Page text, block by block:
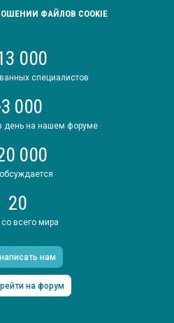
ФАЙЛОВ COOKIE
000
специалистов
000
день на нашем форуме
000
20
со всего мира
написать нам
на форум